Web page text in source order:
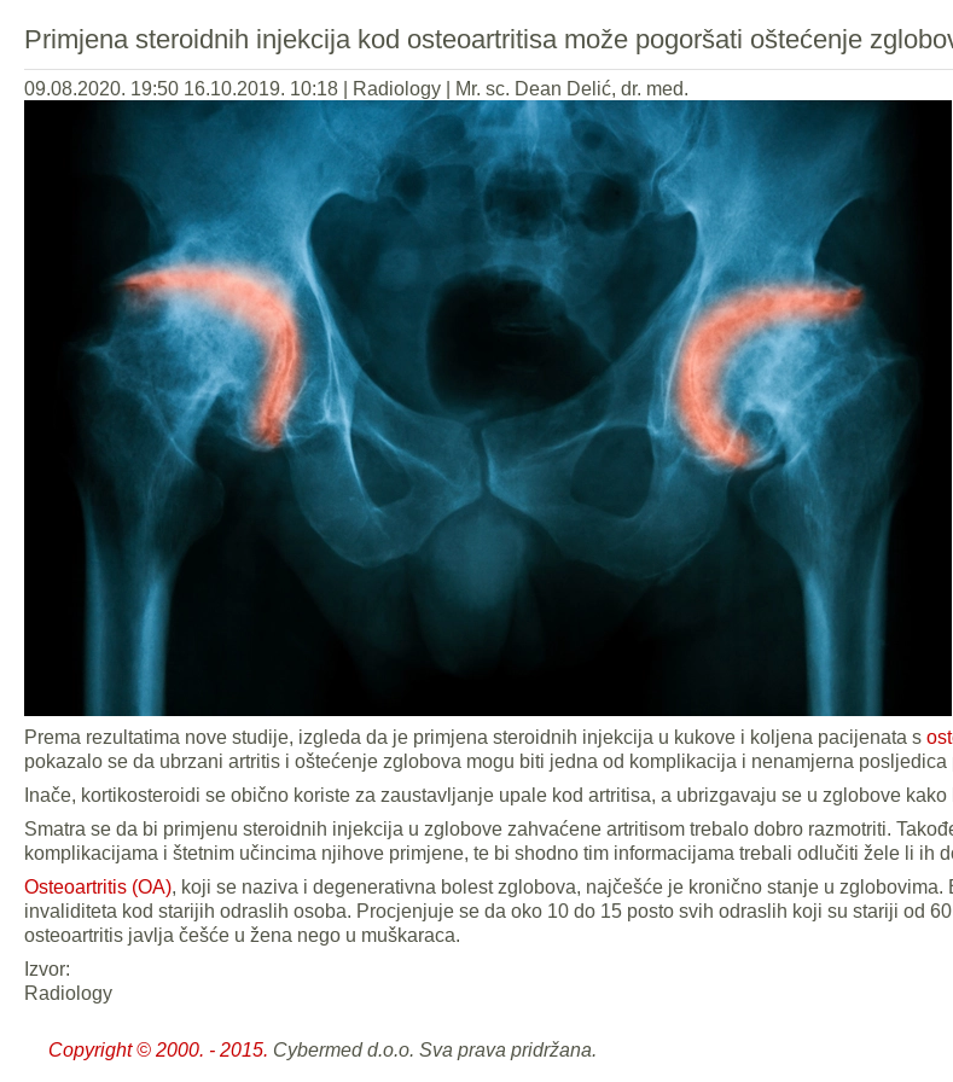
Primjena steroidnih injekcija kod osteoartritisa može pogoršati oštećenje
09.08.2020. 19:50 16.10.2019. 10:18 Radiology Mr. sc. Dean Delić, dr. med.
Prema rezultatima nove studije, izgleda da je primjena steroidnih injekcija u kukove i koljena pacijenata s
pokazalo se da ubrzani artritis i oštećenje zglobova mogu biti jedna od komplikacija i nenamjerna
Inače, kortikosteroidi se obično koriste za zaustavljanje upale kod artritisa, a ubrizgavaju se u zglobove
Smatra se da bi primjenu steroidnih injekcija u zglobove zahvaćene artritisom trebalo dobro razmotriti.
komplikacijama i štetnim učincima njihove primjene, te bi shodno tim informacijama trebali odlučiti žele li ih
Osteoartritis (OA), koji se naziva i degenerativna bolest zglobova, najčešće je kronično stanje u
invaliditeta kod starijih odraslih osoba. Procjenjuje se da oko 10 do 15 posto svih odraslih koji su stariji od
osteoartritis javlja češće u žena nego u muškaraca.
Izvor:
Radiology
Copyright © 2000. - 2015. Cybermed d.o.o. Sva prava pridržana.